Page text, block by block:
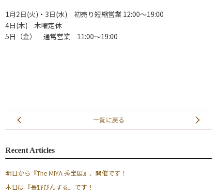
1月2日(火)・3日(水) 初売り短縮営業 12:00～19:00
4日(木) 木曜定休
5日（金） 通常営業 11:00～19:00
一覧に戻る
Recent Articles
明日から『The MIYA 秀宝展』、開催です！
本日は『長野びんずる』です！